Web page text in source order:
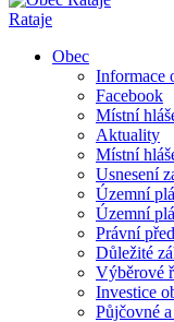
Rataje
Obec
Informace
Facebook
Místní
Aktuality
Místní
Usnesení
Územní
Územní
Právní
Důležité
Výběrové
Investice
Půjčovné